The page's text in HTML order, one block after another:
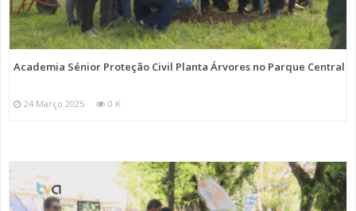
Academia Sénior Proteção Civil Planta Árvores no Parque Central
24 Março 2025 0 K